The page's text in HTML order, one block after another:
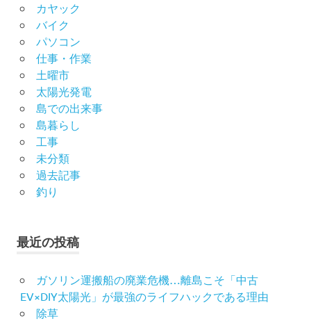
カヤック
バイク
パソコン
仕事・作業
土曜市
太陽光発電
島での出来事
島暮らし
工事
未分類
過去記事
釣り
最近の投稿
ガソリン運搬船の廃業危機…離島こそ「中古
EV×DIY太陽光」が最強のライフハックである理由
除草